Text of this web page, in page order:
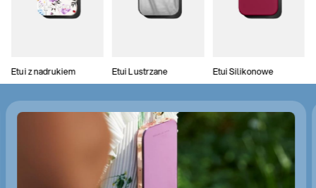
Etui z nadrukiem Etui Lustrzane Etui Silikonowe